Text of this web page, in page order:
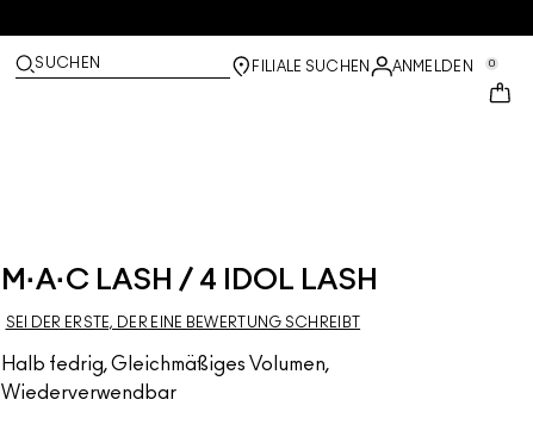
SUCHEN FILIALE SUCHEN ANMELDEN 0
M·A·C LASH / 4 IDOL LASH
SEI DER ERSTE, DER EINE BEWERTUNG SCHREIBT
Halb fedrig, Gleichmäßiges Volumen,
Wiederverwendbar